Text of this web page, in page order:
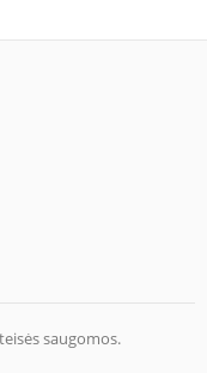
saugomos.